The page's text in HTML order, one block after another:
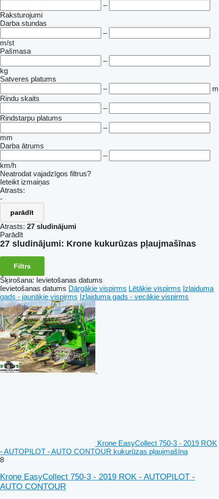
–
Raksturojumi
Darba stundas
–
m/st
Pašmasa
–
kg
Satveres platums
–
m
Rindu skaits
–
Rindstarpu platums
–
mm
Darba ātrums
–
km/h
Neatrodat vajadzīgos filtrus?
Ieteikt izmaiņas
Atrasts:
-
parādīt
Atrasts: 27 sludinājumi
Parādīt
27 sludinājumi: Krone kukurūzas pļaujmašīnas
Filtrs
Šķirošana: Ievietošanas datums
Ievietošanas datums Dārgākie vispirms Lētākie vispirms Izlaiduma
gads - jaunākie vispirms Izlaiduma gads - vecākie vispirms
Krone EasyCollect 750-3 - 2019 ROK
- AUTOPILOT - AUTO CONTOUR kukurūzas pļaujmašīna
8
Krone EasyCollect 750-3 - 2019 ROK - AUTOPILOT -
AUTO CONTOUR